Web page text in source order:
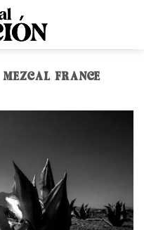
MEZCAL FRANCE